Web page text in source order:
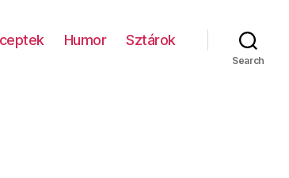
Humor Sztárok
Search